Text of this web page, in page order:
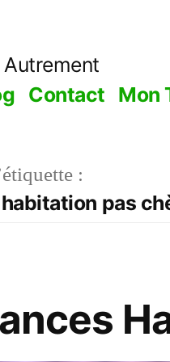
Contact Mon
:
pas